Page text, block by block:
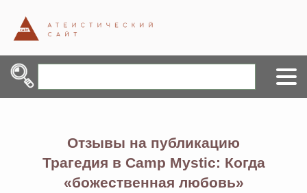
Отзывы на публикацию
Трагедия в Camp Mystic: Когда
«божественная любовь»